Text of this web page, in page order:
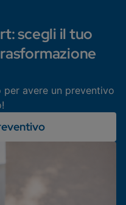
scegli il tuo
avere un preventivo